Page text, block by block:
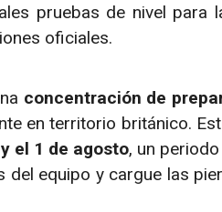
pruebas de nivel para
oficiales.
concentración de
en territorio británico.
el 1 de agosto, un
equipo y cargue las